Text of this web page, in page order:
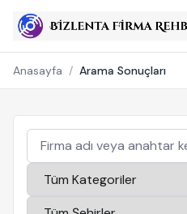
Anasayfa / Arama Sonuçları